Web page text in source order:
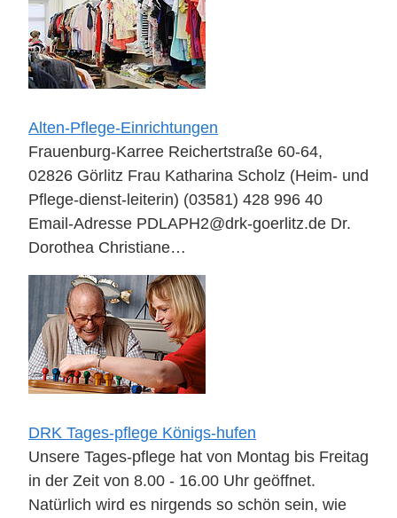
Alten-Pflege-Einrichtungen
Frauenburg-Karree Reichertstraße 60-64,
02826 Görlitz Frau Katharina Scholz (Heim- und
Pflege-dienst-leiterin) (03581) 428 996 40
Email-Adresse PDLAPH2@drk-goerlitz.de Dr.
Dorothea Christiane…
DRK Tages-pflege Königs-hufen
Unsere Tages-pflege hat von Montag bis Freitag
in der Zeit von 8.00 - 16.00 Uhr geöffnet.
Natürlich wird es nirgends so schön sein, wie